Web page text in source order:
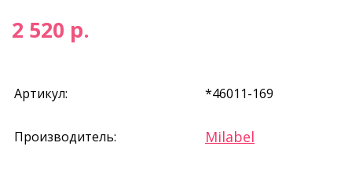
2 520 р.
Артикул: *46011-169
Производитель: Milabel